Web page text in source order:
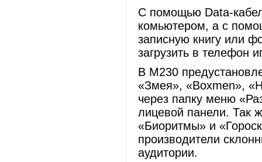
С помощью Data-
комьютером, а с
записную книгу или
загрузить в телефон
В М230
«Змея», «Boxmen»,
через папку меню
лицевой панели. Так
«Биоритмы» и
производители
аудитории.